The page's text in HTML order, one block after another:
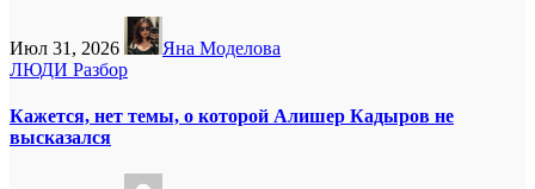
Июл 31, 2026
Яна Моделова
ЛЮДИ Разбор
Кажется, нет темы, о которой Алишер Кадыров не
высказался